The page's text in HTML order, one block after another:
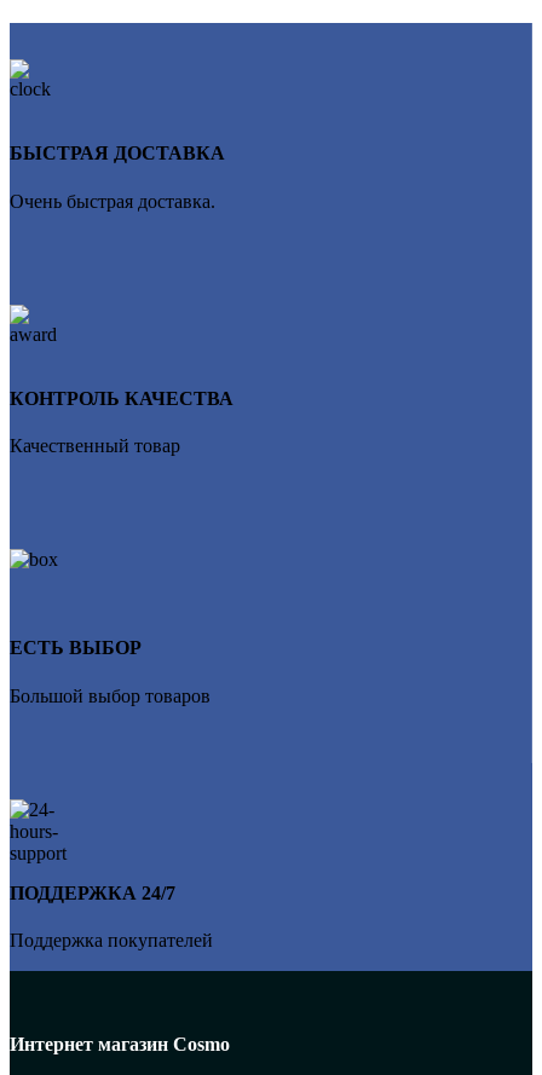
БЫСТРАЯ ДОСТАВКА
Очень быстрая доставка.
КОНТРОЛЬ КАЧЕСТВА
Качественный товар
ЕСТЬ ВЫБОР
Большой выбор товаров
ПОДДЕРЖКА 24/7
Поддержка покупателей
Интернет магазин Cosmo